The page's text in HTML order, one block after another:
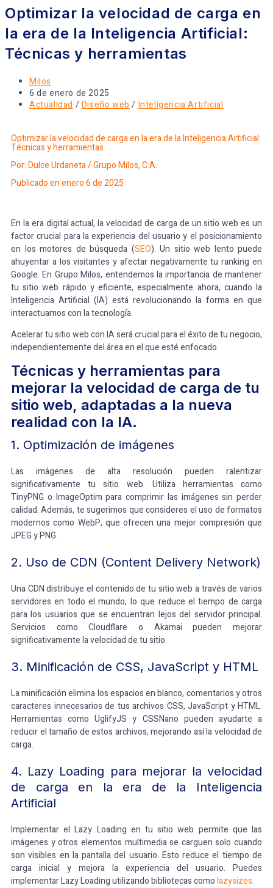
Optimizar la velocidad de carga en
la era de la Inteligencia Artificial:
Técnicas y herramientas
Milos
6 de enero de 2025
Actualidad /Diseño web / Inteligencia Artificial
Optimizar la velocidad de carga en la era de la Inteligencia Artificial:
Técnicas y herramientas
Por: Dulce Urdaneta /Grupo Milos, C.A.
Publicado en enero 6 de 2025
En la era digital actual, la velocidad de carga de un sitio web es un
factor crucial para la experiencia del usuario y el posicionamiento
en los motores de búsqueda (SEO). Un sitio web lento puede
ahuyentar a los visitantes y afectar negativamente tu ranking en
Google. En Grupo Milos, entendemos la importancia de mantener
tu sitio web rápido y eficiente, especialmente ahora, cuando la
Inteligencia Artificial (IA) está revolucionando la forma en que
interactuamos con la tecnología.
Acelerar tu sitio web con IA será crucial para el éxito de tu negocio,
independientemente del área en el que esté enfocado.
Técnicas y herramientas para
mejorar la velocidad de carga de tu
sitio web, adaptadas a la nueva
realidad con la IA.
1. Optimización de imágenes
Las imágenes de alta resolución pueden ralentizar
significativamente tu sitio web. Utiliza herramientas como
TinyPNG o ImageOptim para comprimir las imágenes sin perder
calidad. Además, te sugerimos que consideres el uso de formatos
modernos como WebP, que ofrecen una mejor compresión que
JPEG y PNG.
2. Uso de CDN (Content Delivery Network)
Una CDN distribuye el contenido de tu sitio web a través de varios
servidores en todo el mundo, lo que reduce el tiempo de carga
para los usuarios que se encuentran lejos del servidor principal.
Servicios como Cloudflare o Akamai pueden mejorar
significativamente la velocidad de tu sitio.
3. Minificación de CSS, JavaScript y HTML
La minificación elimina los espacios en blanco, comentarios y otros
caracteres innecesarios de tus archivos CSS, JavaScript y HTML.
Herramientas como UglifyJS y CSSNano pueden ayudarte a
reducir el tamaño de estos archivos, mejorando así la velocidad de
carga.
4. Lazy Loading para mejorar la velocidad
de carga en la era de la Inteligencia
Artificial
Implementar el Lazy Loading en tu sitio web permite que las
imágenes y otros elementos multimedia se carguen solo cuando
son visibles en la pantalla del usuario. Esto reduce el tiempo de
carga inicial y mejora la experiencia del usuario. Puedes
implementar Lazy Loading utilizando bibliotecas comolazysizes.